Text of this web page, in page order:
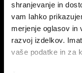
shranjevanje in
vam lahko
merjenje oglasov in
razvoj izdelkov.
vaše podatke in za
Ambrožič:
dogodek v
Svetovno prvenstvo